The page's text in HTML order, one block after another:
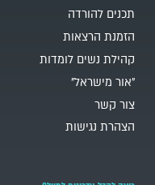
תכנים להורדה
הזמנת הרצאות
קהילת נשים לומדות
"אור מישראל"
צור קשר
הצהרת נגישות